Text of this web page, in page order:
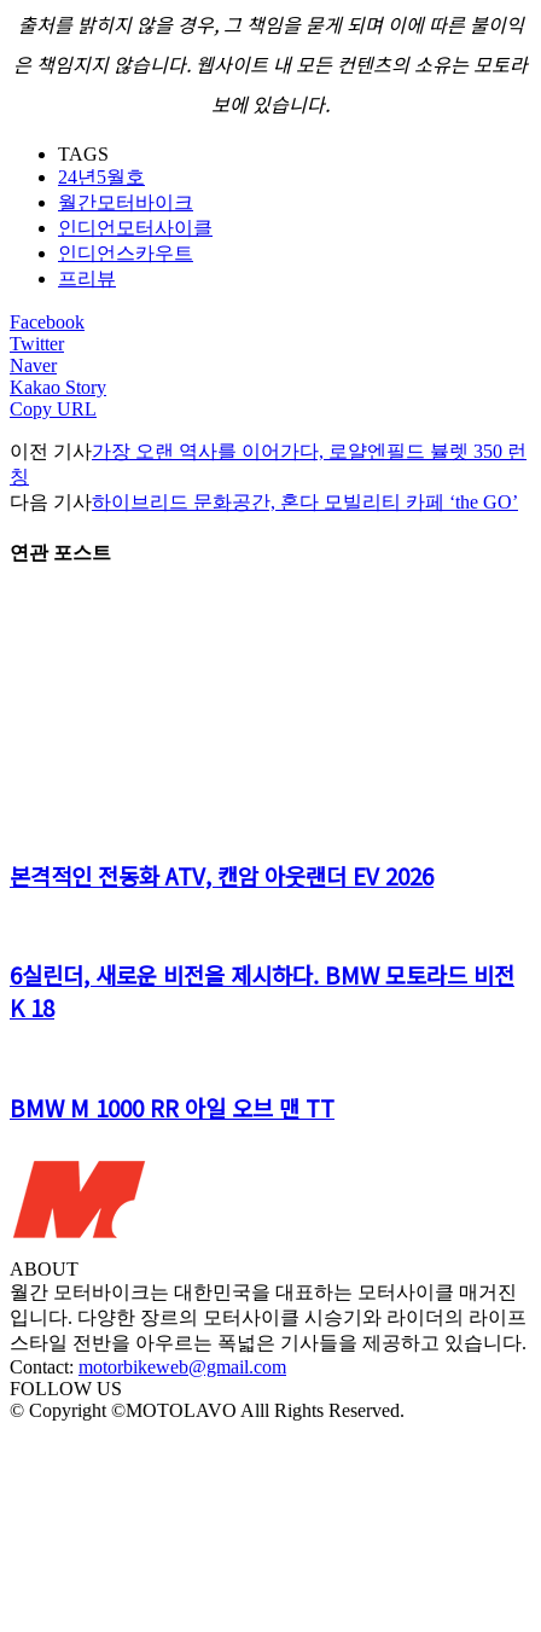
출처를 밝히지 않을 경우, 그 책임을 묻게 되며 이에 따른 불이익
은 책임지지 않습니다. 웹사이트 내 모든 컨텐츠의 소유는 모토라
보에 있습니다.
TAGS
24년5월호
월간모터바이크
인디언모터사이클
인디언스카우트
프리뷰
Facebook
Twitter
Naver
Kakao Story
Copy URL
이전 기사가장 오랜 역사를 이어가다, 로얄엔필드 뷸렛 350 런
칭
다음 기사하이브리드 문화공간, 혼다 모빌리티 카페 ‘the GO’
연관 포스트
본격적인 전동화 ATV, 캔암 아웃랜더 EV 2026
6실린더, 새로운 비전을 제시하다. BMW 모토라드 비전
K 18
BMW M 1000 RR 아일 오브 맨 TT
ABOUT
월간 모터바이크는 대한민국을 대표하는 모터사이클 매거진
입니다. 다양한 장르의 모터사이클 시승기와 라이더의 라이프
스타일 전반을 아우르는 폭넓은 기사들을 제공하고 있습니다.
Contact: motorbikeweb@gmail.com
FOLLOW US
© Copyright ©MOTOLAVO Alll Rights Reserved.